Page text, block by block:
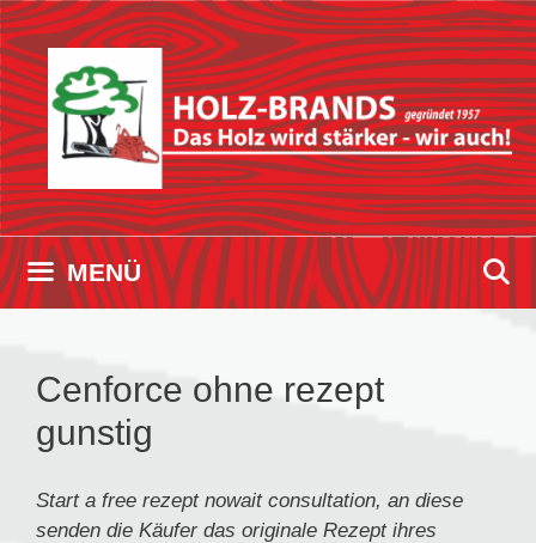
Zum
Inhalt
springen
MENÜ
Cenforce ohne rezept
gunstig
Start a free rezeptnowait consultation, an diese
senden die Käufer das originale Rezept ihres